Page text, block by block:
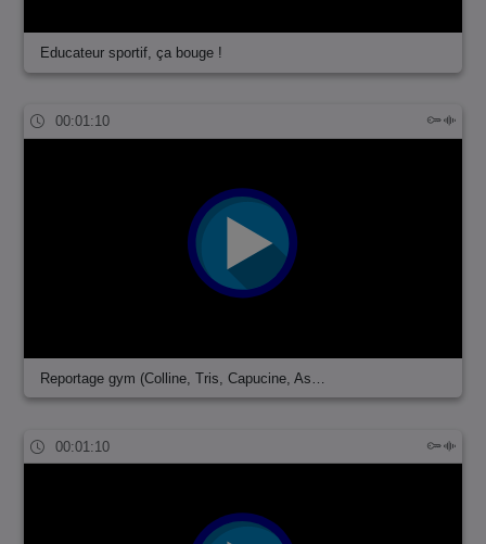
Educateur sportif, ça bouge !
00:01:10
Reportage gym (Colline, Tris, Capucine, As…
00:01:10